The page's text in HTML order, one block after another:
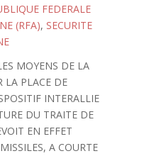
FEDERALE
(RFA), SECURITE
MOYENS DE LA
LA PLACE DE
INTERALLIE
DU TRAITE DE
EN EFFET
A COURTE